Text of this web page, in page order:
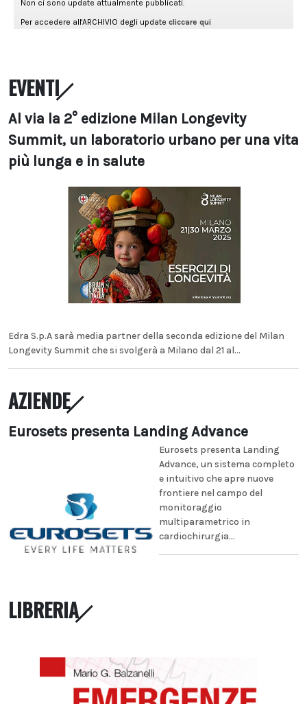
EVENTI
Al via la 2° edizione Milan Longevity
Summit, un laboratorio urbano per una vita
più lunga e in salute
Edra S.p.A sarà media partner della seconda edizione del Milan
Longevity Summit che si svolgerà a Milano dal 21 al...
AZIENDE
Eurosets presenta Landing Advance
Eurosets presenta Landing
Advance, un sistema completo
e intuitivo che apre nuove
frontiere nel campo del
monitoraggio
multiparametrico in
cardiochirurgia...
LIBRERIA